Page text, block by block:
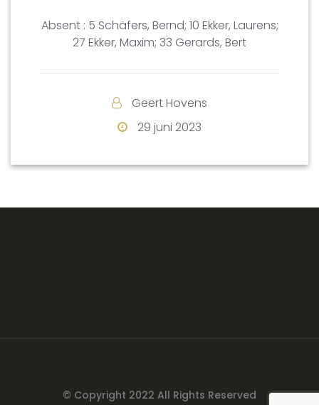
Absent : 5 Schäfers, Bernd; 10 Ekker, Laurens;
27 Ekker, Maxim; 33 Gerards, Bert
Geert Hovens
29 juni 2023
© Copyright 2022 All Rights Reserved